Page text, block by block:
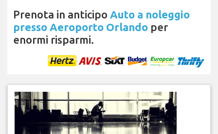
Prenota in anticipo Auto a noleggio
presso Aeroporto Orlando per
enormi risparmi.